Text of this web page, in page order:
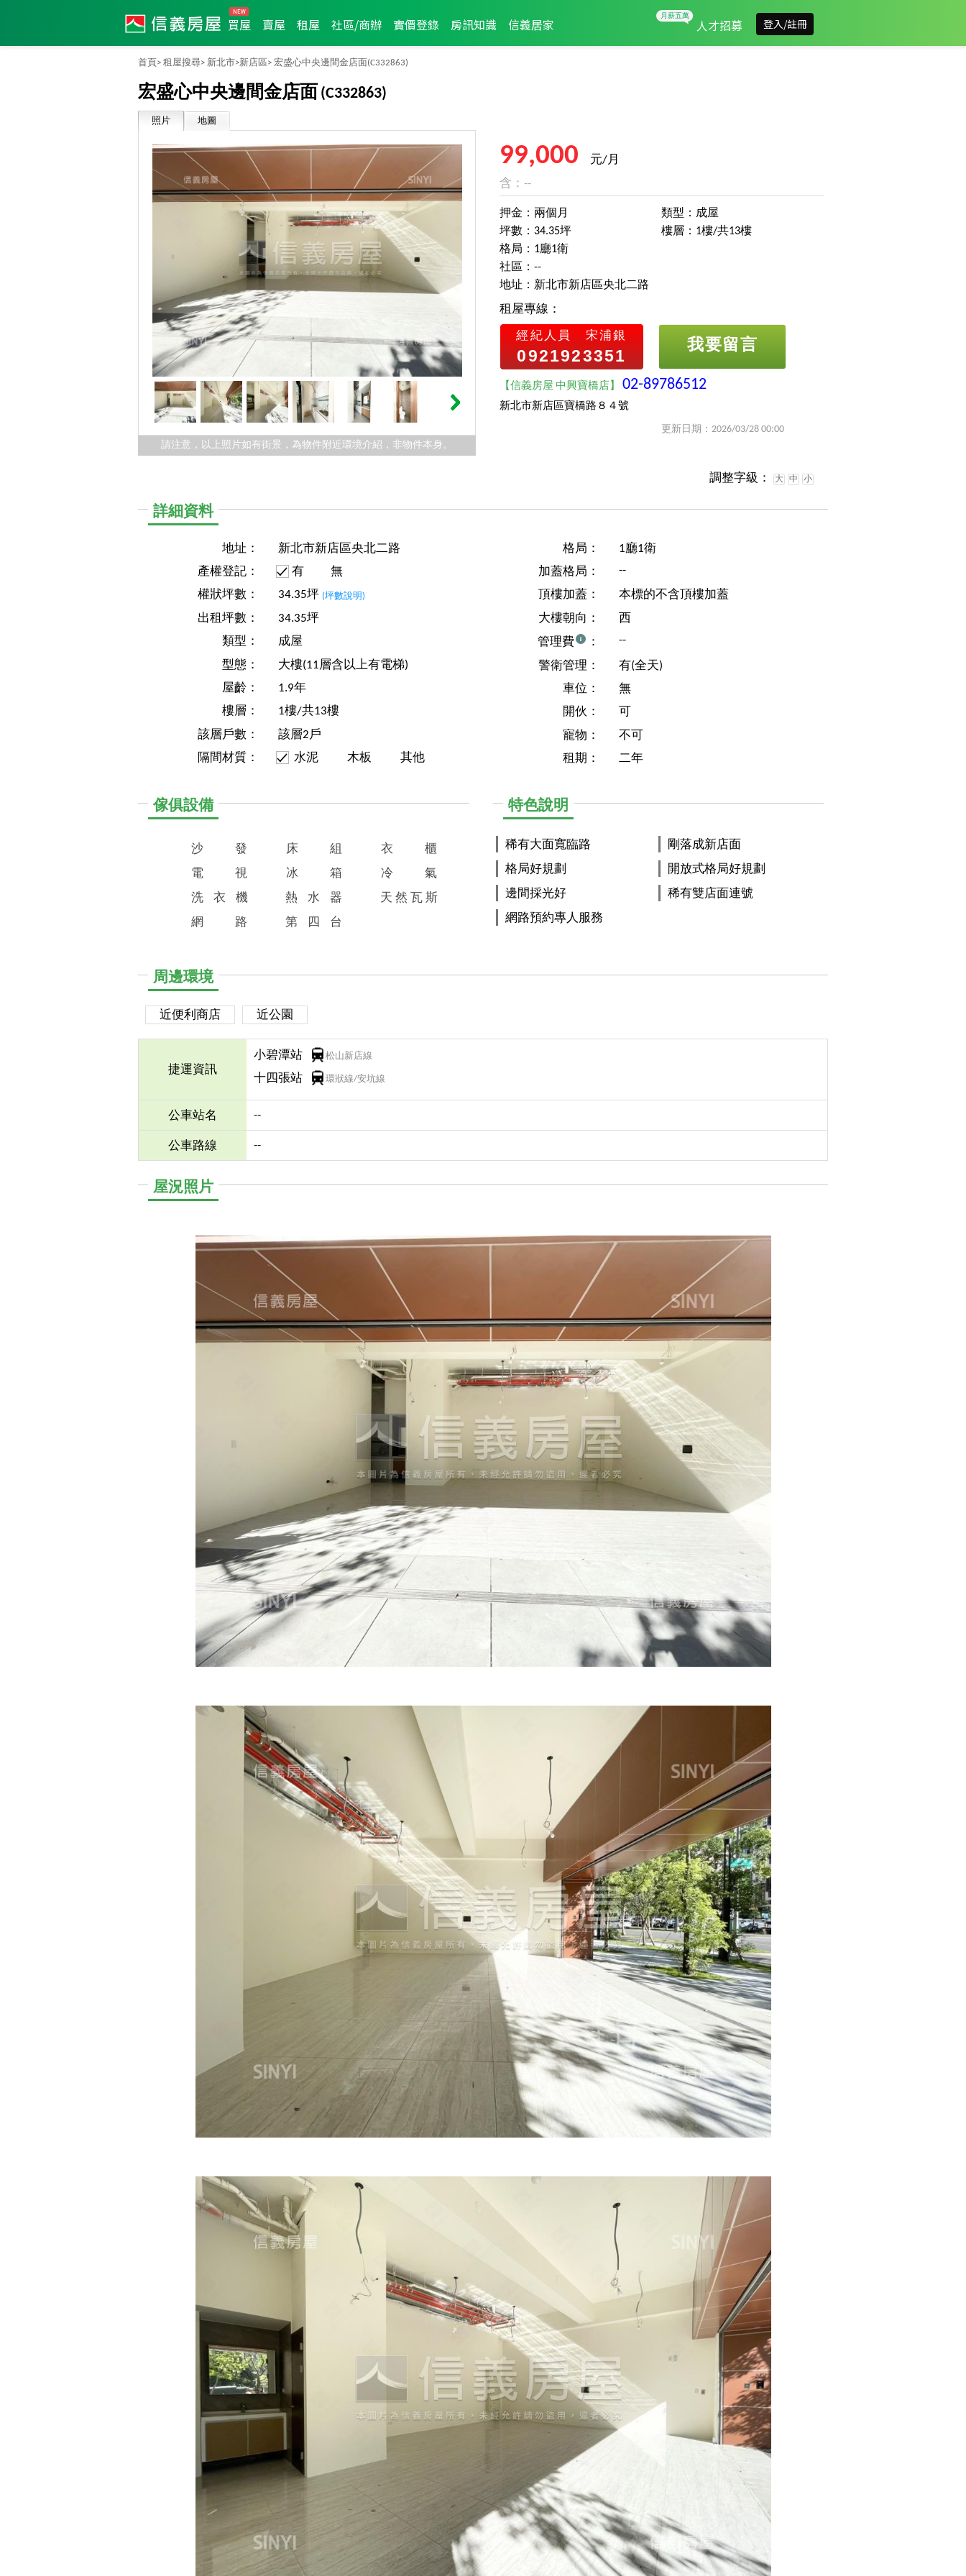
買屋 賣屋 租屋 社區/商辦 實價登錄 房訊知識 信義居家 人才招募 登入/註冊
首頁> 租屋搜尋> 新北市>新店區> 宏盛心中央邊間金店面(C332863)
宏盛心中央邊間金店面 (C332863)
照片 地圖
請注意，以上照片如有街景，為物件附近環境介紹，非物件本身。
99,000
元/月
含：--
押金：兩個月
坪數：34.35坪
類型：成屋
樓層：1樓/共13樓
格局：1廳1衛
社區：--
地址：新北市新店區央北二路
租屋專線：
經紀人員 宋浦銀
0921923351
我要留言
【信義房屋 中興寶橋店】02-89786512
新北市新店區寶橋路８４號
更新日期：2026/03/28 00:00
調整字級： 大 中 小
詳細資料
地址：
新北市新店區央北二路
產權登記：
有
無
權狀坪數：
34.35坪 (坪數說明)
出租坪數：
34.35坪
類型：
成屋
型態：
大樓(11層含以上有電梯)
屋齡：
1.9年
樓層：
1樓/共13樓
該層戶數：
該層2戶
隔間材質：
水泥 木板 其他
格局：
1廳1衛
加蓋格局：
--
頂樓加蓋：
本標的不含頂樓加蓋
大樓朝向：
西
管理費
： --
警衛管理：
有(全天)
車位：
無
開伙：
可
寵物：
不可
租期：
二年
傢俱設備
沙
發
電
視
洗
衣
機
網
路
床
組
冰
箱
熱
水
器
第
四 台
衣
櫃
冷
氣
天 然 瓦 斯
特色說明
稀有大面寬臨路
格局好規劃
邊間採光好
網路預約專人服務
剛落成新店面
開放式格局好規劃
稀有雙店面連號
周邊環境
近便利商店 近公園
捷運資訊
小碧潭站 松山新店線
十四張站 環狀線/安坑線
公車站名 --
公車路線 --
屋況照片